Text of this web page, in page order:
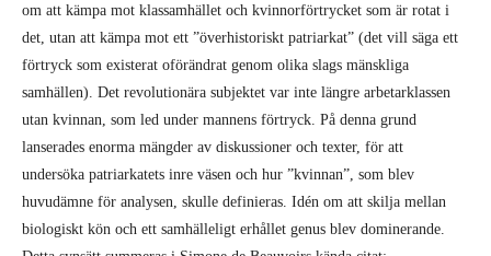
om att kämpa mot klassamhället och kvinnorförtrycket som är rotat i
det, utan att kämpa mot ett ”överhistoriskt patriarkat” (det vill säga ett
förtryck som existerat oförändrat genom olika slags mänskliga
samhällen). Det revolutionära subjektet var inte längre arbetarklassen
utan kvinnan, som led under mannens förtryck. På denna grund
lanserades enorma mängder av diskussioner och texter, för att
undersöka patriarkatets inre väsen och hur ”kvinnan”, som blev
huvudämne för analysen, skulle definieras. Idén om att skilja mellan
biologiskt kön och ett samhälleligt erhållet genus blev dominerande.